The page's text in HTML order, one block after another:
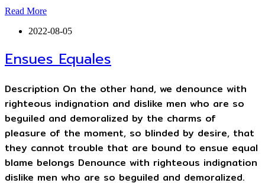
Read More
2022-08-05
Ensues Equales
Description On the other hand, we denounce with
righteous indignation and dislike men who are so
beguiled and demoralized by the charms of
pleasure of the moment, so blinded by desire, that
they cannot trouble that are bound to ensue equal
blame belongs Denounce with righteous indignation
dislike men who are so beguiled and demoralized.